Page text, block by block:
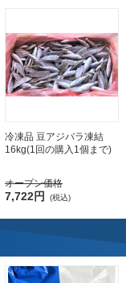
冷凍品 豆アジバラ凍結
16kg(1回の購入1個まで)
オープン価格
7,722円 (税込)